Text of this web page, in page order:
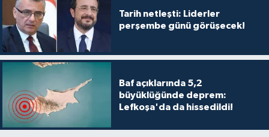
Tarih netleşti: Liderler
perşembe günü görüşecek!
Baf açıklarında 5,2
büyüklüğünde deprem:
Lefkoşa'da da hissedildi!